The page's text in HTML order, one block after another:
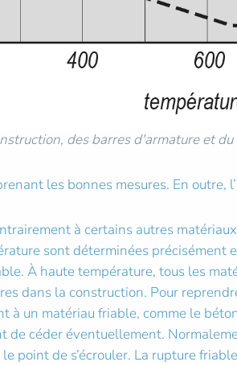
des barres d'armature et
les bonnes mesures. En outre,
à certains autres
sont déterminées précisément
À haute température, tous les
dans la construction. Pour
un matériau friable, comme le
de céder éventuellement.
point de s’écrouler. La rupture